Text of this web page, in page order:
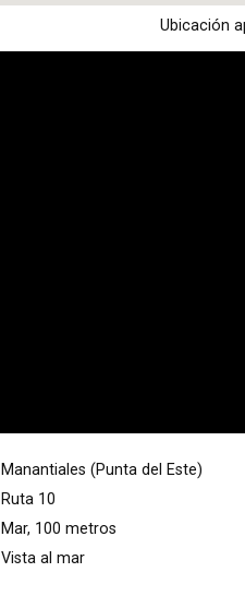
Ubicación
Manantiales (Punta del Este)
Ruta 10
Mar, 100 metros
Vista al mar